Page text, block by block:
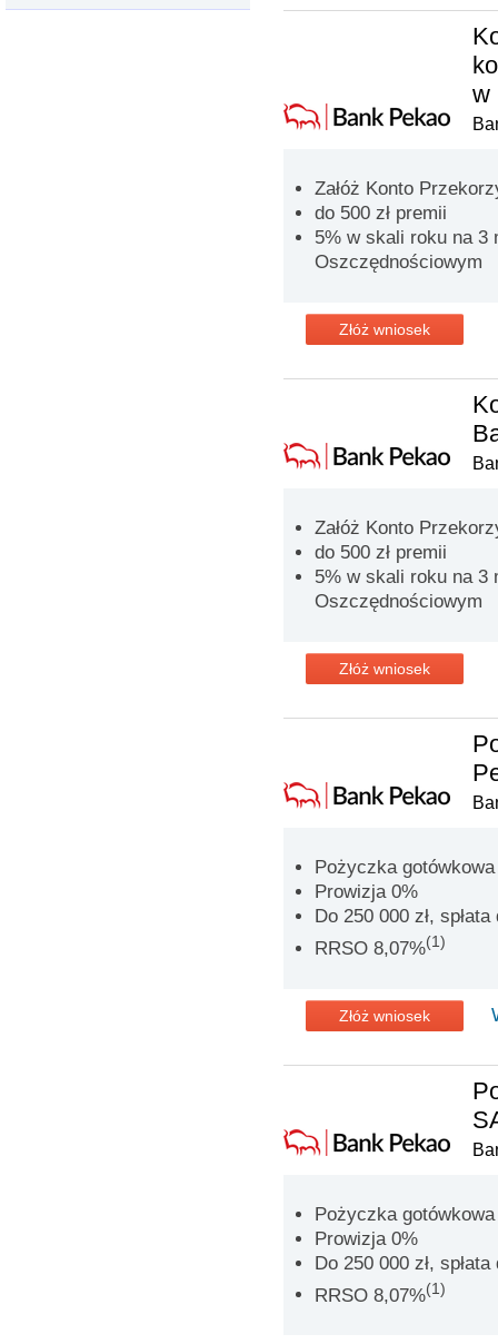
w
Załóż Konto
do 500 zł premii
5% w skali roku na 3
Oszczędnościowym
Złóż wniosek
Załóż Konto
do 500 zł premii
5% w skali roku na 3
Oszczędnościowym
Złóż wniosek
Pożyczka
Prowizja 0%
Do 250 000 zł,
RRSO 8,07%(1)
Złóż wniosek
Pożyczka
Prowizja 0%
Do 250 000 zł,
RRSO 8,07%(1)